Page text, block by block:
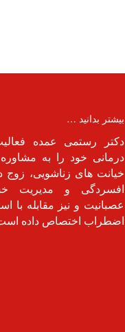
بیشتر بدانید …
دکتر رستمی عمده
درمانی خود را به
خیانت های زناشویی، زوج
افسردگی و مدیریت
عصبانیت و نیز مقابله با
اضطراب اختصاص داده